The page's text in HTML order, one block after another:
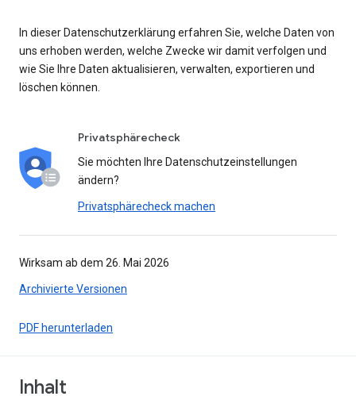
In dieser Datenschutzerklärung erfahren Sie, welche Daten von
uns erhoben werden, welche Zwecke wir damit verfolgen und
wie Sie Ihre Daten aktualisieren, verwalten, exportieren und
löschen können.
Privatsphärecheck
Sie möchten Ihre Datenschutzeinstellungen
ändern?
Privatsphärecheck machen
Wirksam ab dem 26. Mai 2026
Archivierte Versionen
PDF herunterladen
Inhalt